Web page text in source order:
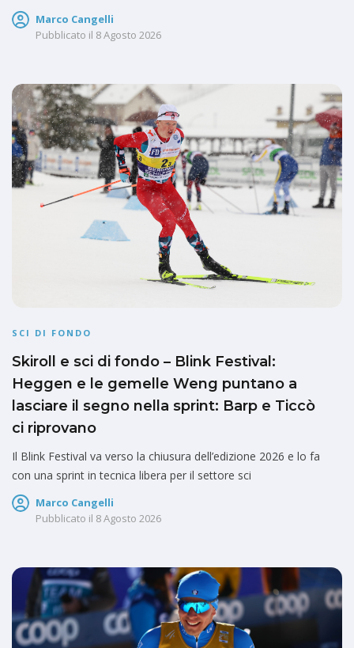
Marco Cangelli
Pubblicato il 8 Agosto 2026
SCI DI FONDO
Skiroll e sci di fondo – Blink Festival:
Heggen e le gemelle Weng puntano a
lasciare il segno nella sprint: Barp e Ticcò
ci riprovano
Il Blink Festival va verso la chiusura dell’edizione 2026 e lo fa
con una sprint in tecnica libera per il settore sci
Marco Cangelli
Pubblicato il 8 Agosto 2026